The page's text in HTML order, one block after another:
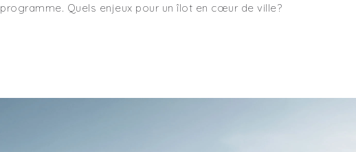
programme. Quels enjeux pour un îlot en cœur de ville?